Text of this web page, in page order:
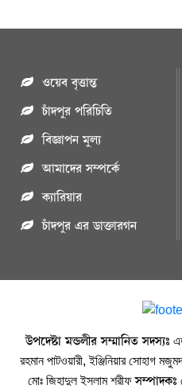
ওয়েব বৃত্তান্ত
চাঁদপুর পরিচিতি
বিজ্ঞাপন মুল্য
আমাদের সম্পর্কে
ক্যারিয়ার
চাঁদপুর এর ডাক্তারগন
উপদেষ্টা মন্ডলীর সম্মানিত সদস্যঃ
রহমান পাটওয়ারী, ইঞ্জিনিয়ার সোহাগ
মোঃ জিহাদুল ইসলাম শরীফসম্পাদকঃ